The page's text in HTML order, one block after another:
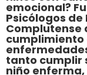
emocional?
Psicólogos
Complutense
cumplimiento
tanto cumplir
niño enferma,